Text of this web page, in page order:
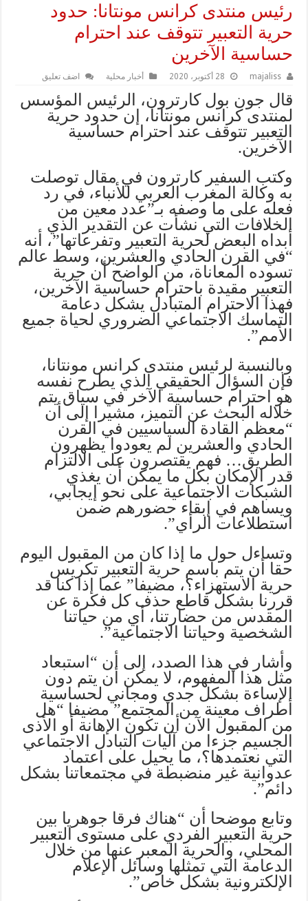
رئيس منتدى كرانس مونتانا: حدود
حرية التعبير تتوقف عند احترام
حساسية الآخرين
majaliss 28 أكتوبر، 2020 أخبار محلية اضف تعليق
قال جون بول كارترون، الرئيس المؤسس
لمنتدى كرانس مونتانا، إن حدود حرية
التعبير تتوقف عند احترام حساسية
الآخرين.
وكتب السفير كارترون في مقال توصلت
به وكالة المغرب العربي للأنباء، في رد
فعله على ما وصفه بـ”عدد معين من
الخلافات التي نشأت عن التقدير الذي
أبداه البعض لحرية التعبير وتفرعاتها”، أنه
“في القرن الحادي والعشرين، وسط عالم
تسوده المعاناة، من الواضح أن حرية
التعبير مقيدة باحترام حساسية الآخرين،
فهذا الاحترام المتبادل يشكل دعامة
التماسك الاجتماعي الضروري لحياة جميع
الأمم”.
وبالنسبة لرئيس منتدى كرانس مونتانا،
فإن السؤال الحقيقي الذي يطرح نفسه
هو احترام حساسية الآخر في سياق يتم
خلاله البحث عن التميز، مشيرا إلى أن
“معظم القادة السياسيين في القرن
الحادي والعشرين لم يعودوا يظهرون
الطريق… فهم يقتصرون على الالتزام
قدر الإمكان بكل ما يمكن أن يغذي
الشبكات الاجتماعية على نحو إيجابي،
ويساهم في إبقاء حضورهم ضمن
استطلاعات الرأي”.
وتساءل حول ما إذا كان من المقبول اليوم
حقا أن يتم باسم حرية التعبير تكريس
حرية الاستهزاء؟، مضيفا” عما إذا كنا قد
قررنا بشكل قاطع حذف كل فكرة عن
المقدس من حضارتنا، أي من حياتنا
الشخصية وحياتنا الاجتماعية”.
وأشار في هذا الصدد، إلى أن “استبعاد
مثل هذا المفهوم، لا يمكن أن يتم دون
الإساءة بشكل جدي ومجاني لحساسية
أطراف معينة من المجتمع” مضيفا “هل
من المقبول الآن أن تكون الإهانة أو الأذى
الجسيم جزءا من آليات التبادل الاجتماعي
التي نعتمدها؟، ما يحيل على اعتماد
عدوانية غير منضبطة في مجتمعاتنا بشكل
دائم”.
وتابع موضحا أن “هناك فرقا جوهريا بين
حرية التعبير الفردي على مستوى التعبير
المحلي، والحرية المعبر عنها من خلال
الدعامة التي تمثلها وسائل الإعلام
الإلكترونية بشكل خاص”.